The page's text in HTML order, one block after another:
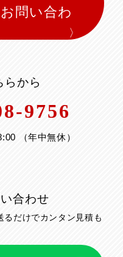
問い合わ
らから
9756
（年中無休）
合わせ
るだけでカンタン見積も